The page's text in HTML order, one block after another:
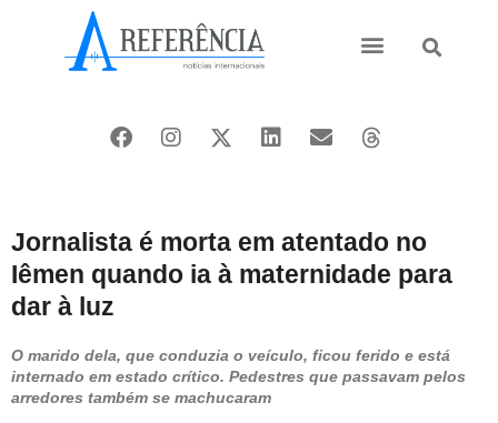
Jornalista é morta em atentado no
Iêmen quando ia à maternidade para
dar à luz
O marido dela, que conduzia o veículo, ficou ferido e está
internado em estado crítico. Pedestres que passavam pelos
arredores também se machucaram